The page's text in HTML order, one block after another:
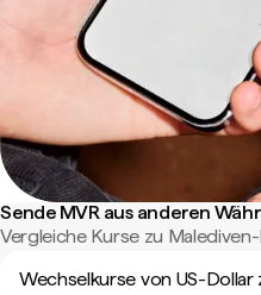
Sende MVR aus anderen
Vergleiche Kurse zu
Wechselkurse von US-